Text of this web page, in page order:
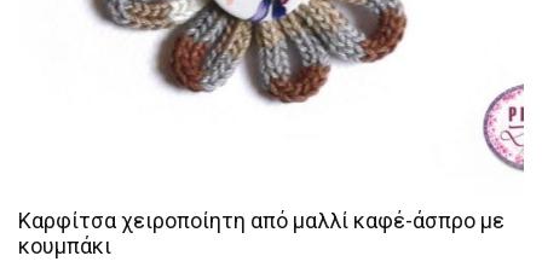
Καρφίτσα χειροποίητη από μαλλί καφέ-άσπρο με
κουμπάκι